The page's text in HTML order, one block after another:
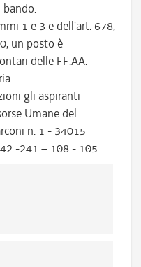
bando.
1 e 3 e dell'art. 678,
un posto è
delle FF.AA.
gli aspiranti
Umane del
n. 1 - 34015
-241 – 108 - 105.